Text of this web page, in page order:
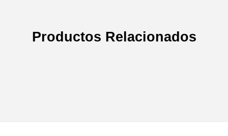
Productos Relacionados